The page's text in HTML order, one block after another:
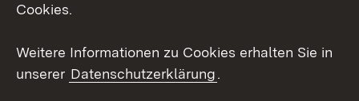
Youtube
Kontakt
Datenschutz
Cookies.
Weitere Informationen zu Cookies erhalten Sie in
unserer Datenschutzerklärung.